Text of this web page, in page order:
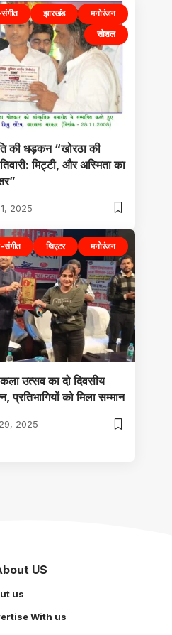
झारखंड
मनोरंजन
सोशल
की धड़कन “खोरठा की
मिट्टी, और अस्मिता का
2025
संगीत थिएटर मनोरंजन
उत्सव का दो दिवसीय
प्रतिभागियों को मिला सम्मान
2025
US
us
With us